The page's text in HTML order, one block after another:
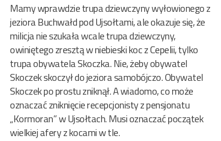
Mamy wprawdzie trupa dziewczyny wyłowionego z
jeziora Buchwałd pod Ujsołtami, ale okazuje się, że
milicja nie szukała wcale trupa dziewczyny,
owiniętego zresztą w niebieski koc z Cepelii, tylko
trupa obywatela Skoczka. Nie, żeby obywatel
Skoczek skoczył do jeziora samobójczo. Obywatel
Skoczek po prostu zniknął. A wiadomo, co może
oznaczać zniknięcie recepcjonisty z pensjonatu
„Kormoran” w Ujsołtach. Musi oznaczać początek
wielkiej afery z kocami w tle.